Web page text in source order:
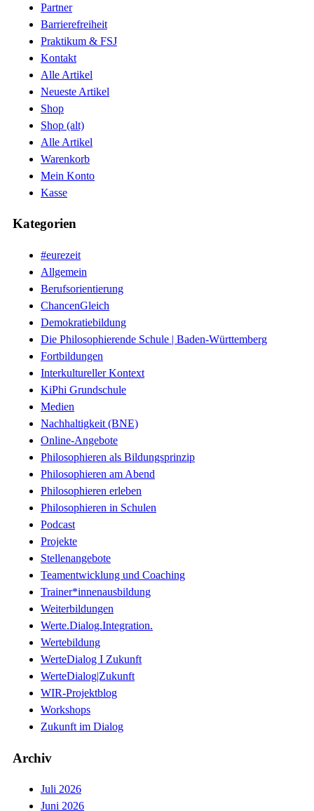
Partner
Barrierefreiheit
Praktikum & FSJ
Kontakt
Alle Artikel
Neueste Artikel
Shop
Shop (alt)
Alle Artikel
Warenkorb
Mein Konto
Kasse
Kategorien
#eurezeit
Allgemein
Berufsorientierung
ChancenGleich
Demokratiebildung
Die Philosophierende Schule | Baden-Württemberg
Fortbildungen
Interkultureller Kontext
KiPhi Grundschule
Medien
Nachhaltigkeit (BNE)
Online-Angebote
Philosophieren als Bildungsprinzip
Philosophieren am Abend
Philosophieren erleben
Philosophieren in Schulen
Podcast
Projekte
Stellenangebote
Teamentwicklung und Coaching
Trainer*innenausbildung
Weiterbildungen
Werte.Dialog.Integration.
Wertebildung
WerteDialog I Zukunft
WerteDialog|Zukunft
WIR-Projektblog
Workshops
Zukunft im Dialog
Archiv
Juli 2026
Juni 2026